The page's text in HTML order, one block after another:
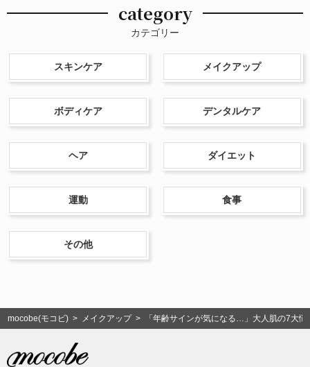
category
カテゴリー
スキンケア メイクアップ
ボディケア デンタルケア
ヘア ダイエット
運動 食事
その他
mocobe(モコビ) > メイクアップ> 「年齢サインが気になる…」大人肌の7大悩